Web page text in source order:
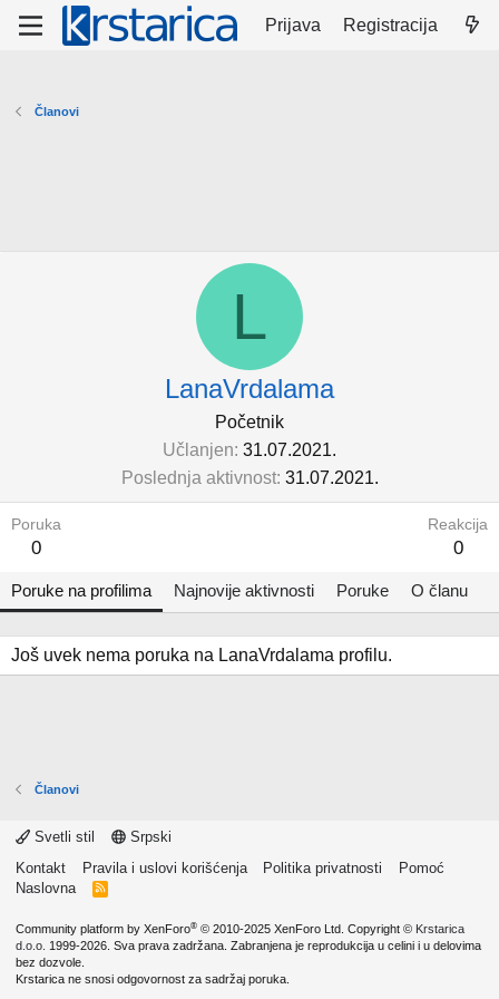
Prijava Registracija
Članovi
L
LanaVrdalama
Početnik
Učlanjen 31.07.2021.
Poslednja aktivnost 31.07.2021.
Poruka
0
Reakcija
0
Poruke na profilima Najnovije aktivnosti Poruke O članu
Još uvek nema poruka na LanaVrdalama profilu.
Članovi
Svetli stil
Srpski
Kontakt
Pravila i uslovi korišćenja Politika privatnosti
Pomoć
Naslovna
R
Community platform by XenForo® © 2010-2025 XenForo Ltd. Copyright © Krstarica
d.o.o. 1999-2026. Sva prava zadržana. Zabranjena je reprodukcija u celini i u delovima
bez dozvole.
Krstarica ne snosi odgovornost za sadržaj poruka.